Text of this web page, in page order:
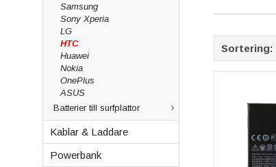
Samsung
Sony Xperia
LG
HTC
Huawei
Nokia
OnePlus
ASUS
Batterier till surfplattor
Kablar & Laddare
Powerbank
Sortering: